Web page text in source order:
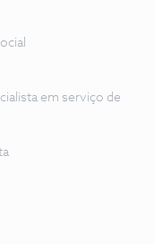
em serviço de